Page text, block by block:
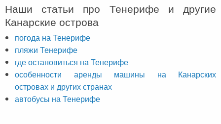
Наши статьи про Тенерифе и другие
Канарские острова
погода на Тенерифе
пляжи Тенерифе
где остановиться на Тенерифе
особенности аренды машины на Канарских
островах и других странах
автобусы на Тенерифе